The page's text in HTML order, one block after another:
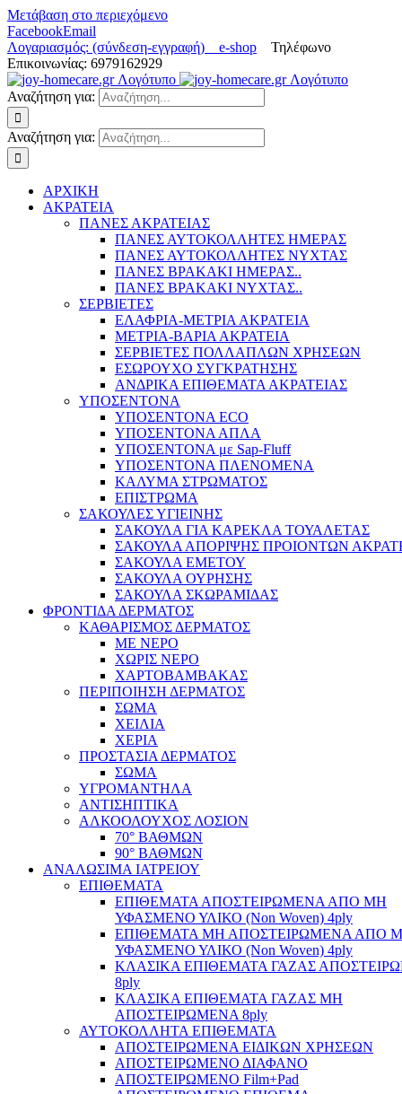
Μετάβαση στο περιεχόμενο
FacebookEmail
Λογαριασμός: (σύνδεση-εγγραφή) e-shop Τηλέφωνο
Επικοινωνίας: 6979162929
Αναζήτηση για:
Αναζήτηση για:
ΑΡΧΙΚΗ
ΑΚΡΑΤΕΙΑ
ΠΑΝΕΣ ΑΚΡΑΤΕΙΑΣ
ΠΑΝΕΣ ΑΥΤΟΚΟΛΛΗΤΕΣ ΗΜΕΡΑΣ
ΠΑΝΕΣ ΑΥΤΟΚΟΛΛΗΤΕΣ ΝΥΧΤΑΣ
ΠΑΝΕΣ ΒΡΑΚΑΚΙ ΗΜΕΡΑΣ..
ΠΑΝΕΣ ΒΡΑΚΑΚΙ ΝΥΧΤΑΣ..
ΣΕΡΒΙΕΤΕΣ
ΕΛΑΦΡΙΑ-ΜΕΤΡΙΑ ΑΚΡΑΤΕΙΑ
ΜΕΤΡΙΑ-ΒΑΡΙΑ ΑΚΡΑΤΕΙΑ
ΣΕΡΒΙΕΤΕΣ ΠΟΛΛΑΠΛΩΝ ΧΡΗΣΕΩΝ
ΕΣΩΡΟΥΧΟ ΣΥΓΚΡΑΤΗΣΗΣ
ΑΝΔΡΙΚΑ ΕΠΙΘΕΜΑΤΑ ΑΚΡΑΤΕΙΑΣ
ΥΠΟΣΕΝΤΟΝΑ
ΥΠΟΣΕΝΤΟΝΑ ECO
ΥΠΟΣΕΝΤΟΝΑ ΑΠΛΑ
ΥΠΟΣΕΝΤΟΝΑ με Sap-Fluff
ΥΠΟΣΕΝΤΟΝΑ ΠΛΕΝΟΜΕΝΑ
ΚΑΛΥΜΑ ΣΤΡΩΜΑΤΟΣ
ΕΠΙΣΤΡΩΜΑ
ΣΑΚΟΥΛΕΣ ΥΓΙΕΙΝΗΣ
ΣΑΚΟΥΛΑ ΓΙΑ ΚΑΡΕΚΛΑ ΤΟΥΑΛΕΤΑΣ
ΣΑΚΟΥΛΑ ΑΠΟΡΙΨΗΣ ΠΡΟΙΟΝΤΩΝ
ΣΑΚΟΥΛΑ ΕΜΕΤΟΥ
ΣΑΚΟΥΛΑ ΟΥΡΗΣΗΣ
ΣΑΚΟΥΛΑ ΣΚΩΡΑΜΙΔΑΣ
ΦΡΟΝΤΙΔΑ ΔΕΡΜΑΤΟΣ
ΚΑΘΑΡΙΣΜΟΣ ΔΕΡΜΑΤΟΣ
ΜΕ ΝΕΡΟ
ΧΩΡΙΣ ΝΕΡΟ
ΧΑΡΤΟΒΑΜΒΑΚΑΣ
ΠΕΡΙΠΟΙΗΣΗ ΔΕΡΜΑΤΟΣ
ΣΩΜΑ
ΧΕΙΛΙΑ
ΧΕΡΙΑ
ΠΡΟΣΤΑΣΙΑ ΔΕΡΜΑΤΟΣ
ΣΩΜΑ
ΥΓΡΟΜΑΝΤΗΛΑ
ΑΝΤΙΣΗΠΤΙΚΑ
ΑΛΚΟΟΛΟΥΧΟΣ ΛΟΣΙΟΝ
70° ΒΑΘΜΩΝ
90° ΒΑΘΜΩΝ
ΑΝΑΛΩΣΙΜΑ ΙΑΤΡΕΙΟΥ
ΕΠΙΘΕΜΑΤΑ
ΕΠΙΘΕΜΑΤΑ ΑΠΟΣΤΕΙΡΩΜΕΝΑ ΑΠΟ ΜΗ
ΥΦΑΣΜΕΝΟ ΥΛΙΚΟ (Non Woven) 4ply
ΕΠΙΘΕΜΑΤΑ ΜΗ ΑΠΟΣΤΕΙΡΩΜΕΝΑ ΑΠΟ
ΥΦΑΣΜΕΝΟ ΥΛΙΚΟ (Non Woven) 4ply
ΚΛΑΣΙΚΑ ΕΠΙΘΕΜΑΤΑ ΓΑΖΑΣ
8ply
ΚΛΑΣΙΚΑ ΕΠΙΘΕΜΑΤΑ ΓΑΖΑΣ ΜΗ
ΑΠΟΣΤΕΙΡΩΜΕΝΑ 8ply
ΑΥΤΟΚΟΛΛΗΤΑ ΕΠΙΘΕΜΑΤΑ
ΑΠΟΣΤΕΙΡΩΜΕΝΑ ΕΙΔΙΚΩΝ ΧΡΗΣΕΩΝ
ΑΠΟΣΤΕΙΡΩΜΕΝΟ ΔΙΑΦΑΝΟ
ΑΠΟΣΤΕΙΡΩΜΕΝΟ Film+Pad